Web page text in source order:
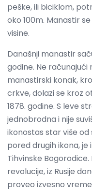
peške, ili biciklom,
oko 100m. Manastir
visine.
Današnji manastir
godine. Ne računajući
manastirski konak,
crkve, dolazi se kroz
1878. godine. S leve
jednobrodna i nije
ikonostas star više od
pored drugih ikona,
Tihvinske
revolucije, iz Rusije
proveo izvesno